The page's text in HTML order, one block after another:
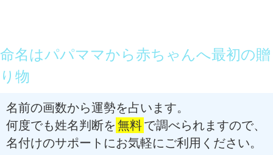
命名はパパママから赤ちゃんへ最初の贈
り物
名前の画数から運勢を占います。
何度でも姓名判断を 無料で調べられますので、
名付けのサポートにお気軽にご利用ください。